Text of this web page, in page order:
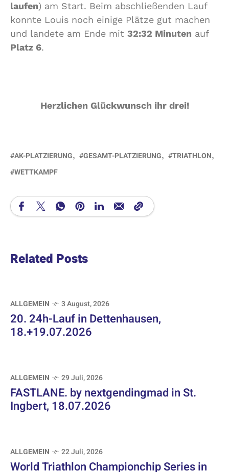
laufen) am Start. Beim abschließenden Lauf
konnte Louis noch einige Plätze gut machen
und landete am Ende mit 32:32 Minuten auf
Platz 6.
Herzlichen Glückwunsch ihr drei!
AK-PLATZIERUNG GESAMT-PLATZIERUNG
TRIATHLON
WETTKAMPF
Related Posts
ALLGEMEIN 3 August, 2026
20. 24h-Lauf in Dettenhausen,
18.+19.07.2026
ALLGEMEIN 29 Juli, 2026
FASTLANE. by nextgendingmad in St.
Ingbert, 18.07.2026
ALLGEMEIN 22 Juli, 2026
World Triathlon Championchip Series in